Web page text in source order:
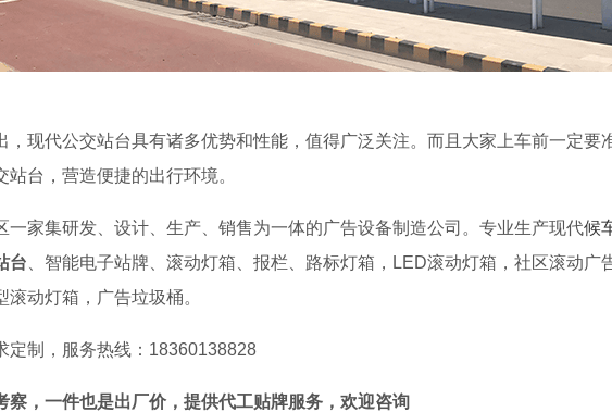
，现代公交站台具有诸多优势和性能，值得广泛关注。而且大家上车前一定要
台，营造便捷的出行环境。
一家集研发、设计、生产、销售为一体的广告设备制造公司。专业生产现代候
台 、智能电子站牌、滚动灯箱、报栏、路标灯箱，LED滚动灯箱，社区滚动广
动灯箱，广告垃圾桶。
定制，服务热线：18360138828
察，一件也是出厂价，提供代工贴牌服务，欢迎咨询